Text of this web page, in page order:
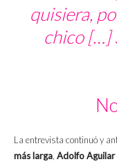
quisiera,
chico […]
La entrevista continuó y
más larga, Adolfo Aguilar